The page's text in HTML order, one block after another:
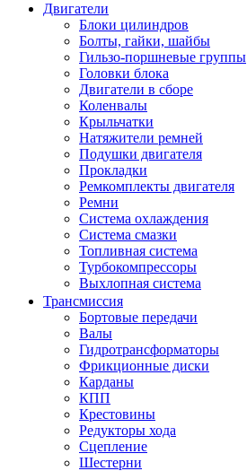
Двигатели
Блоки цилиндров
Болты, гайки, шайбы
Гильзо-поршневые группы
Головки блока
Двигатели в сборе
Коленвалы
Крыльчатки
Натяжители ремней
Подушки двигателя
Прокладки
Ремкомплекты двигателя
Ремни
Система охлаждения
Система смазки
Топливная система
Турбокомпрессоры
Выхлопная система
Трансмиссия
Бортовые передачи
Валы
Гидротрансформаторы
Фрикционные диски
Карданы
КПП
Крестовины
Редукторы хода
Сцепление
Шестерни